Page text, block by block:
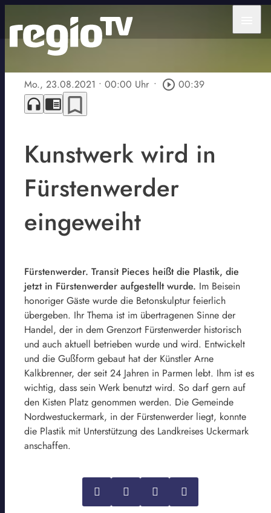
Mo., 23.08.2021 • 00:00 Uhr • play_circle_outline 00:39
headphones chrome_reader_mode bookmark_border
Kunstwerk wird in
Fürstenwerder
eingeweiht
Fürstenwerder. Transit Pieces heißt die Plastik, die
jetzt in Fürstenwerder aufgestellt wurde. Im Beisein
honoriger Gäste wurde die Betonskulptur feierlich
übergeben. Ihr Thema ist im übertragenen Sinne der
Handel, der in dem Grenzort Fürstenwerder historisch
und auch aktuell betrieben wurde und wird. Entwickelt
und die Gußform gebaut hat der Künstler Arne
Kalkbrenner, der seit 24 Jahren in Parmen lebt. Ihm ist es
wichtig, dass sein Werk benutzt wird. So darf gern auf
den Kisten Platz genommen werden. Die Gemeinde
Nordwestuckermark, in der Fürstenwerder liegt, konnte
die Plastik mit Unterstützung des Landkreises Uckermark
anschaffen.